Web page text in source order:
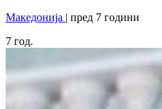
Македонија | пред 7 години
7 год.